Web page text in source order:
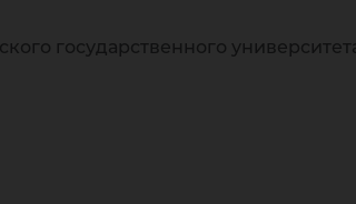
государственного